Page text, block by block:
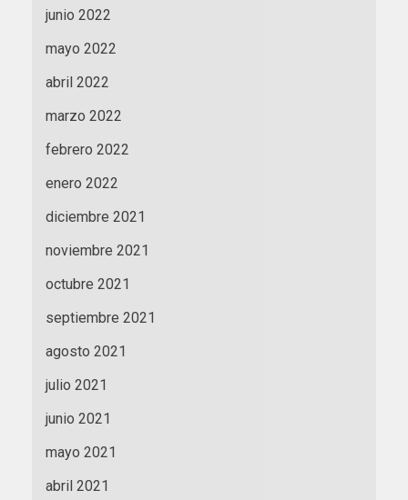
junio 2022
mayo 2022
abril 2022
marzo 2022
febrero 2022
enero 2022
diciembre 2021
noviembre 2021
octubre 2021
septiembre 2021
agosto 2021
julio 2021
junio 2021
mayo 2021
abril 2021